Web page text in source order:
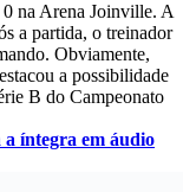
na Arena Joinville. A
a partida, o treinador
Obviamente,
a possibilidade
B do Campeonato
a íntegra em áudio